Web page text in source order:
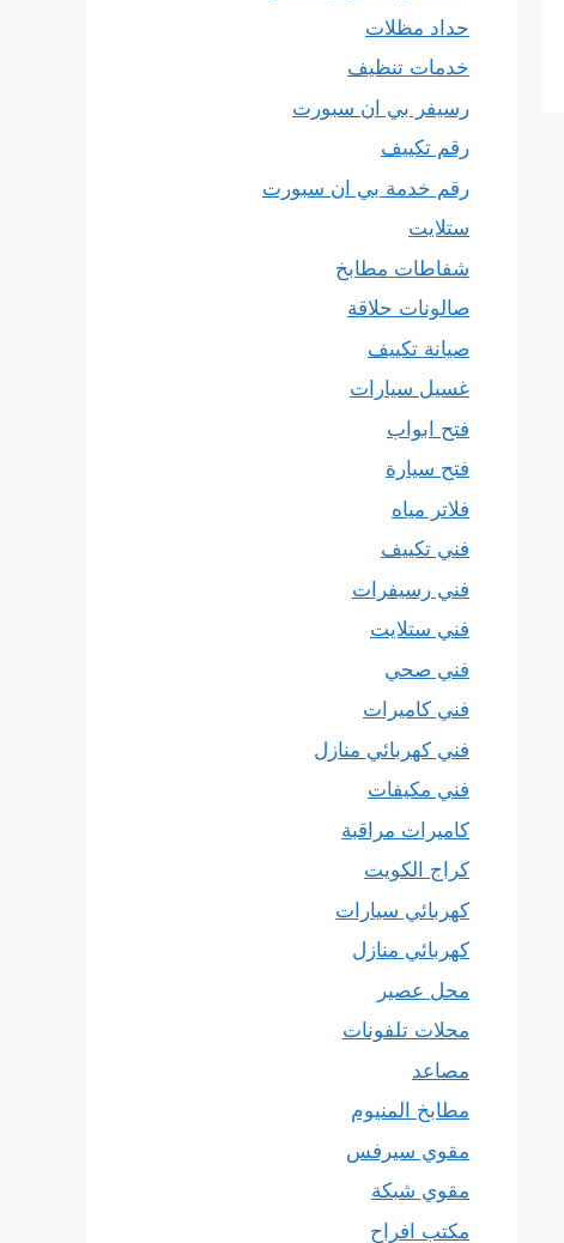
حداد مظلات
خدمات تنظيف
رسيفر بي ان سبورت
رقم تكييف
رقم خدمة بي ان سبورت
ستلايت
شفاطات مطابخ
صالونات حلاقة
صيانة تكييف
غسيل سيارات
فتح ابواب
فتح سيارة
فلاتر مياه
فني تكييف
فني رسيفرات
فني ستلايت
فني صحي
فني كاميرات
فني كهربائي منازل
فني مكيفات
كاميرات مراقبة
كراج الكويت
كهربائي سيارات
كهربائي منازل
محل عصير
محلات تلفونات
مصاعد
مطابخ المنيوم
مقوي سيرفس
مقوي شبكة
مكتب افراح